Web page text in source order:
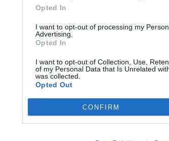
Opted In
I want to opt-out of processing my
Advertising.
Opted In
I want to opt-out of Collection, Use,
of my Personal Data that Is Unrelated
was collected.
Opted Out
CONFIRM
Starlink στην
DIGITAL LIFE
Αυγουστιάτικες νύχτες